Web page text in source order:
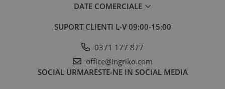
DATE COMERCIALE
SUPORT CLIENTI L-V 09:00-15:00
0371 177 877
office@ingriko.com
SOCIAL URMARESTE-NE IN SOCIAL MEDIA